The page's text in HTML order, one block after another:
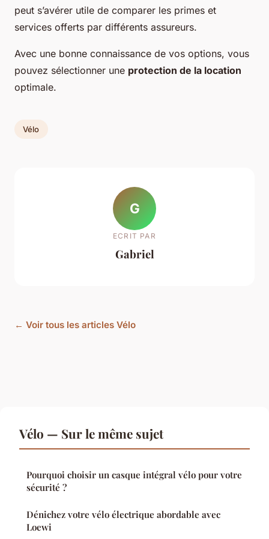
peut s’avérer utile de comparer les primes et
services offerts par différents assureurs.
Avec une bonne connaissance de vos options, vous
pouvez sélectionner une protection de la location
optimale.
Vélo
G
ECRIT PAR
Gabriel
← Voir tous les articles Vélo
Vélo — Sur le même sujet
Pourquoi choisir un casque intégral vélo pour votre
sécurité ?
Dénichez votre vélo électrique abordable avec
Loewi